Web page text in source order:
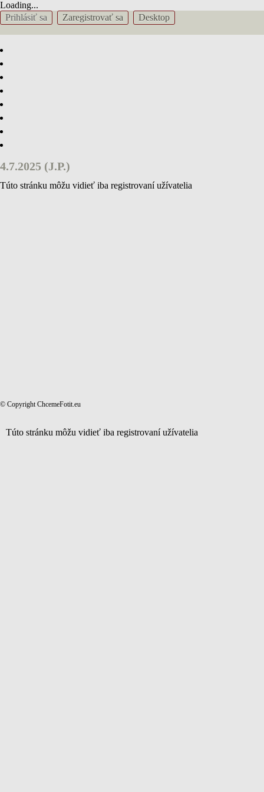
Loading...
Prihlásiť sa
Zaregistrovať sa Desktop
4.7.2025 (J.P.)
Túto stránku môžu vidieť iba registrovaní užívatelia
© Copyright ChcemeFotit.eu
Túto stránku môžu vidieť iba registrovaní užívatelia